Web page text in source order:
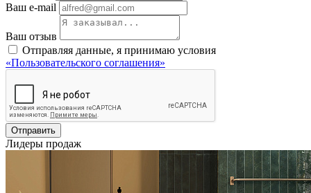
Ваш e-mail
Ваш отзыв
Отправляя данные, я принимаю условия
«Пользовательского соглашения»
Отправить
Лидеры продаж